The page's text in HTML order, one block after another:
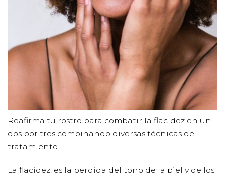
Reafirma tu rostro para combatir la flacidez en un
dos por tres combinando diversas técnicas de
tratamiento.
La flacidez, es la perdida del tono de la piel y de los